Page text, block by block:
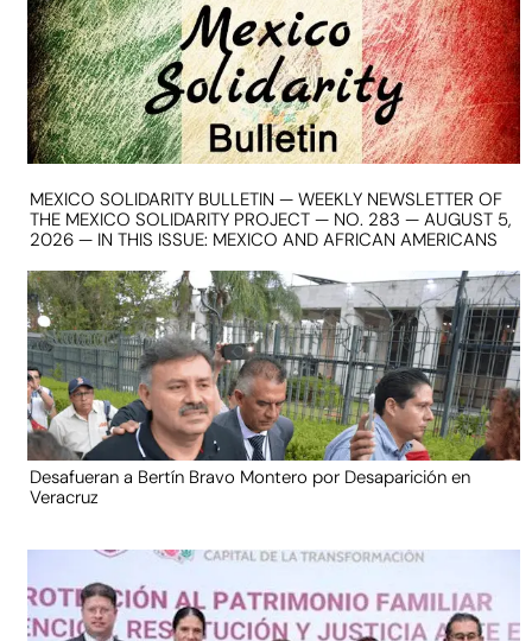
MEXICO SOLIDARITY BULLETIN — WEEKLY NEWSLETTER OF
THE MEXICO SOLIDARITY PROJECT — NO. 283 — AUGUST 5,
2026 — IN THIS ISSUE: MEXICO AND AFRICAN AMERICANS
Desafueran a Bertín Bravo Montero por Desaparición en
Veracruz